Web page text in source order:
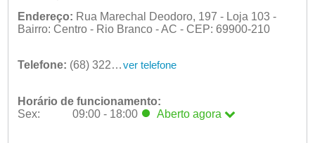
Endereço: Rua Marechal Deodoro, 197 - Loja 103 -
Bairro: Centro - Rio Branco - AC - CEP: 69900-210
Telefone: (68) 3224-4586 ver telefone
Horário de funcionamento:
Sex:
09:00 - 18:00 Aberto agora